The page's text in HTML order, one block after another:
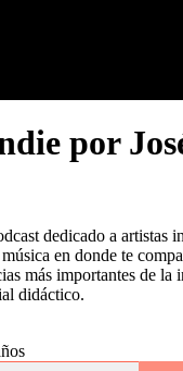
por
dedicado a artistas
en donde te
más importantes de la
didáctico.